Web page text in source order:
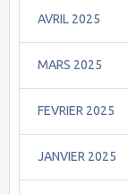
AVRIL 2025
MARS 2025
FEVRIER 2025
JANVIER 2025